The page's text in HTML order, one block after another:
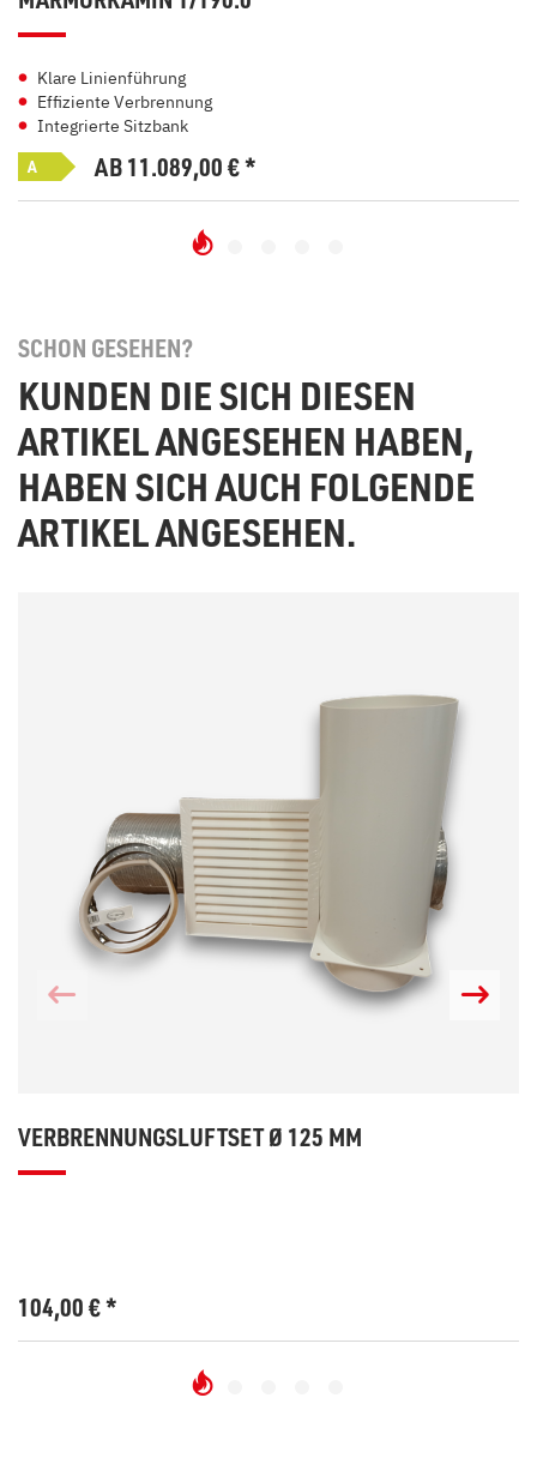
Klare Linienführung
Effiziente Verbrennung
Integrierte Sitzbank
A AB 11.089,00€*
SCHON GESEHEN?
KUNDEN DIE SICH DIESEN
ARTIKEL ANGESEHEN HABEN,
HABEN SICH AUCH FOLGENDE
ARTIKEL ANGESEHEN.
VERBRENNUNGSLUFTSET Ø 125 MM
104,00€*